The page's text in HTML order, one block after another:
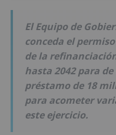
El Equipo de
conceda el
de la
hasta 2042 para
préstamo de 18
para acometer
este ejercicio.